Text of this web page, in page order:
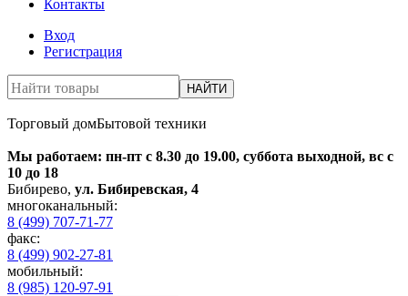
Контакты
Вход
Регистрация
НАЙТИ
Торговый домБытовой техники
Мы работаем: пн-пт с 8.30 до 19.00, суббота выходной, вс с
10 до 18
Бибирево, ул. Бибиревская, 4
многоканальный:
8 (499) 707-71-77
факс:
8 (499) 902-27-81
мобильный:
8 (985) 120-97-91